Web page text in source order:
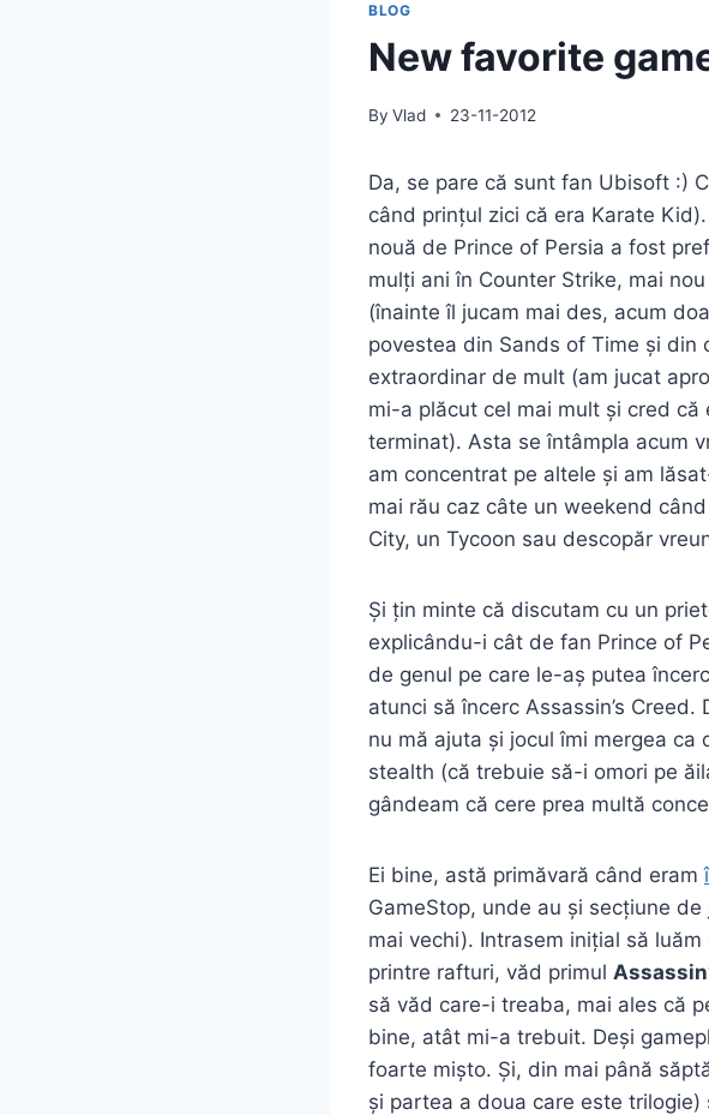
BLOG
New favorite
By Vlad 23-11-2012
Da, se pare că sunt fan Ubisoft :)
când prințul zici că era Karate
nouă de Prince of Persia a fost
mulți ani în Counter Strike, mai
(înainte îl jucam mai des, acum
povestea din Sands of Time și din
extraordinar de mult (am jucat
mi-a plăcut cel mai mult și cred
terminat). Asta se întâmpla acum
am concentrat pe altele și am
mai rău caz câte un weekend
City, un Tycoon sau descopăr
Și țin minte că discutam cu un
explicându-i cât de fan Prince of
de genul pe care le-aș putea
atunci să încerc Assassin’s
nu mă ajuta și jocul îmi mergea ca
stealth (că trebuie să-i omori pe
gândeam că cere prea multă
Ei bine, astă primăvară când eram
GameStop, unde au și secțiune
mai vechi). Intrasem inițial să
printre rafturi, văd primul
să văd care-i treaba, mai ales că
bine, atât mi-a trebuit. Deși
foarte mișto. Și, din mai până
și partea a doua care este trilogie)